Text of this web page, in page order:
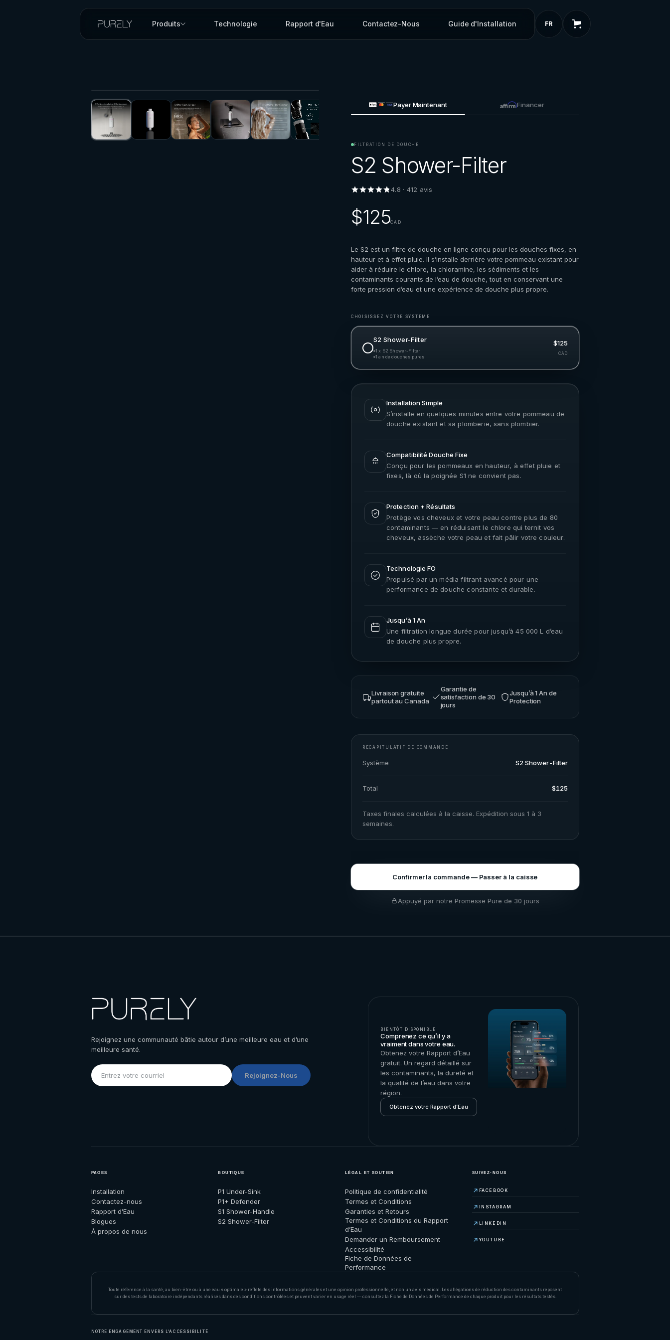
Produits Technologie Rapport d'Eau Contactez-Nous Guide d'Installation FR
Payer Maintenant Financer
FILTRATION DE DOUCHE
S2 Shower-Filter
4.8 · 412 avis
$125CAD
Le S2 est un filtre de douche en ligne conçu pour les douches fixes, en
hauteur et à effet pluie. Il s’installe derrière votre pommeau existant pour
aider à réduire le chlore, la chloramine, les sédiments et les
contaminants courants de l’eau de douche, tout en conservant une
forte pression d’eau et une expérience de douche plus propre.
CHOISISSEZ VOTRE SYSTÈME
S2 Shower-Filter
1 x S2 Shower-Filter
1 an de douches pures
$125
CAD
Installation Simple
S’installe en quelques minutes entre votre pommeau de
douche existant et sa plomberie, sans plombier.
Compatibilité Douche Fixe
Conçu pour les pommeaux en hauteur, à effet pluie et
fixes, là où la poignée S1 ne convient pas.
Protection + Résultats
Protège vos cheveux et votre peau contre plus de 80
contaminants — en réduisant le chlore qui ternit vos
cheveux, assèche votre peau et fait pâlir votre couleur.
Technologie FO
Propulsé par un média filtrant avancé pour une
performance de douche constante et durable.
Jusqu’à 1 An
Une filtration longue durée pour jusqu’à 45 000 L d’eau
de douche plus propre.
Livraison gratuite
partout au Canada
Garantie de
satisfaction de 30
jours
Jusqu’à 1 An de
Protection
RÉCAPITULATIF DE COMMANDE
Système S2 Shower-Filter
Total $125
Taxes finales calculées à la caisse. Expédition sous 1 à 3
semaines.
Confirmer la commande — Passer à la caisse
Appuyé par notre Promesse Pure de 30 jours
Rejoignez une communauté bâtie autour d’une meilleure eau et d’une
meilleure santé.
Rejoignez-Nous
BIENTÔT DISPONIBLE
Comprenez ce qu’il y a
vraiment dans votre eau.
Obtenez votre Rapport d’Eau
gratuit. Un regard détaillé sur
les contaminants, la dureté et
la qualité de l’eau dans votre
région.
Obtenez votre Rapport d’Eau
PAGES
Installation
Contactez-nous
Rapport d’Eau
Blogues
À propos de nous
BOUTIQUE
P1 Under-Sink
P1+ Defender
S1 Shower-Handle
S2 Shower-Filter
LÉGAL ET SOUTIEN
Politique de confidentialité
Termes et Conditions
Garanties et Retours
Termes et Conditions du Rapport
d’Eau
Demander un Remboursement
Accessibilité
Fiche de Données de
Performance
SUIVEZ-NOUS
FACEBOOK
INSTAGRAM
LINKEDIN
YOUTUBE
Toute référence à la santé, au bien-être ou à une eau « optimale » reflète des informations générales et une opinion professionnelle, et non un avis médical. Les allégations de réduction des contaminants reposent
sur des tests de laboratoire indépendants réalisés dans des conditions contrôlées et peuvent varier en usage réel — consultez la Fiche de Données de Performance de chaque produit pour les résultats testés.
NOTRE ENGAGEMENT ENVERS L’ACCESSIBILITÉ